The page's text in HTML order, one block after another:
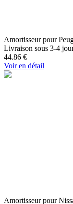
Amortisseur pour
Livraison sous 3-4
44.86 €
Voir en détail
Amortisseur pour